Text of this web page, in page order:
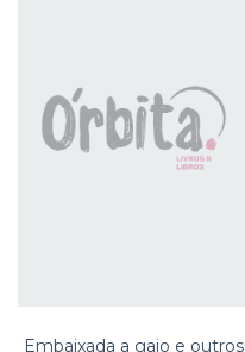
Embaixada a gaio e outros